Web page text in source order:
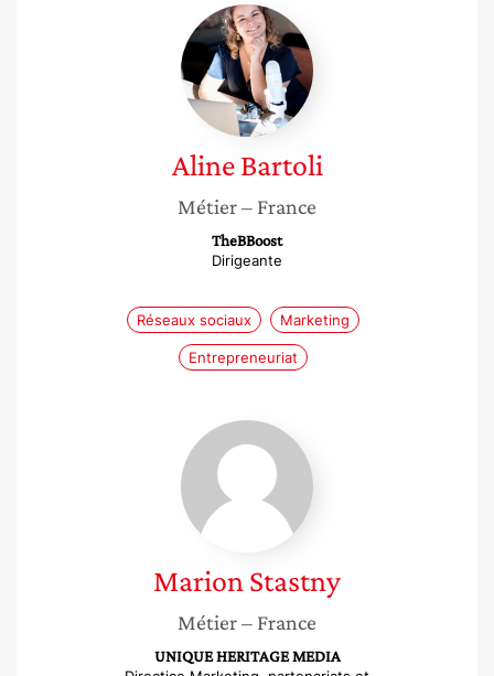
Aline
Bartoli
Aline Bartoli
Métier– France
TheBBoost
Dirigeante
Réseaux sociaux Marketing
Entrepreneuriat
Marion
Stastny
Marion Stastny
Métier– France
UNIQUE HERITAGE MEDIA